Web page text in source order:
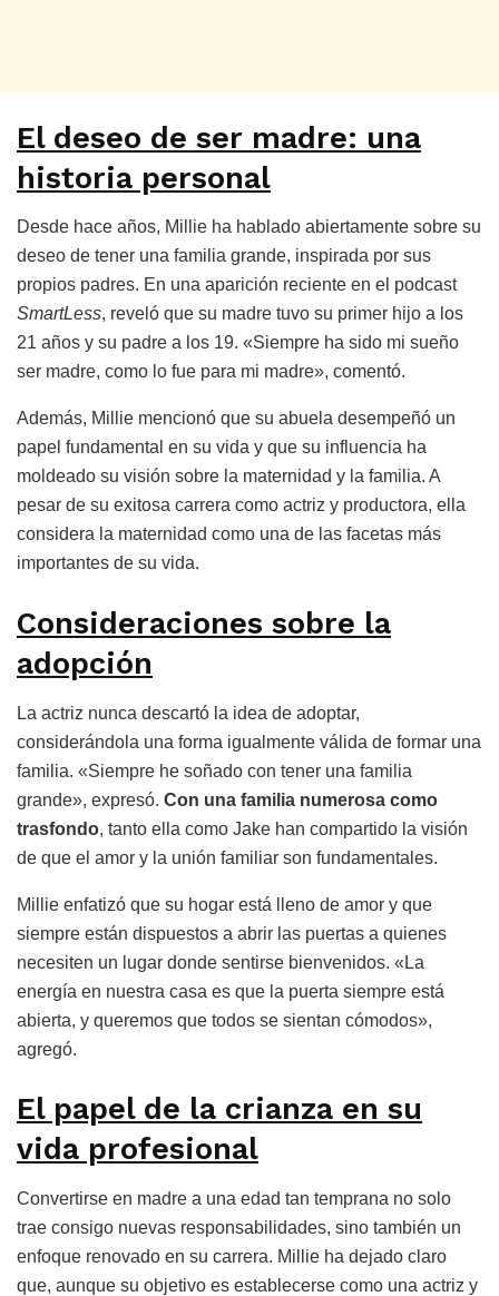
El deseo de ser madre: una
historia personal
Desde hace años, Millie ha hablado abiertamente sobre su
deseo de tener una familia grande, inspirada por sus
propios padres. En una aparición reciente en el podcast
SmartLess, reveló que su madre tuvo su primer hijo a los
21 años y su padre a los 19. «Siempre ha sido mi sueño
ser madre, como lo fue para mi madre», comentó.
Además, Millie mencionó que su abuela desempeñó un
papel fundamental en su vida y que su influencia ha
moldeado su visión sobre la maternidad y la familia. A
pesar de su exitosa carrera como actriz y productora, ella
considera la maternidad como una de las facetas más
importantes de su vida.
Consideraciones sobre la
adopción
La actriz nunca descartó la idea de adoptar,
considerándola una forma igualmente válida de formar una
familia. «Siempre he soñado con tener una familia
grande», expresó. Con una familia numerosa como
trasfondo, tanto ella como Jake han compartido la visión
de que el amor y la unión familiar son fundamentales.
Millie enfatizó que su hogar está lleno de amor y que
siempre están dispuestos a abrir las puertas a quienes
necesiten un lugar donde sentirse bienvenidos. «La
energía en nuestra casa es que la puerta siempre está
abierta, y queremos que todos se sientan cómodos»,
agregó.
El papel de la crianza en su
vida profesional
Convertirse en madre a una edad tan temprana no solo
trae consigo nuevas responsabilidades, sino también un
enfoque renovado en su carrera. Millie ha dejado claro
que, aunque su objetivo es establecerse como una actriz y